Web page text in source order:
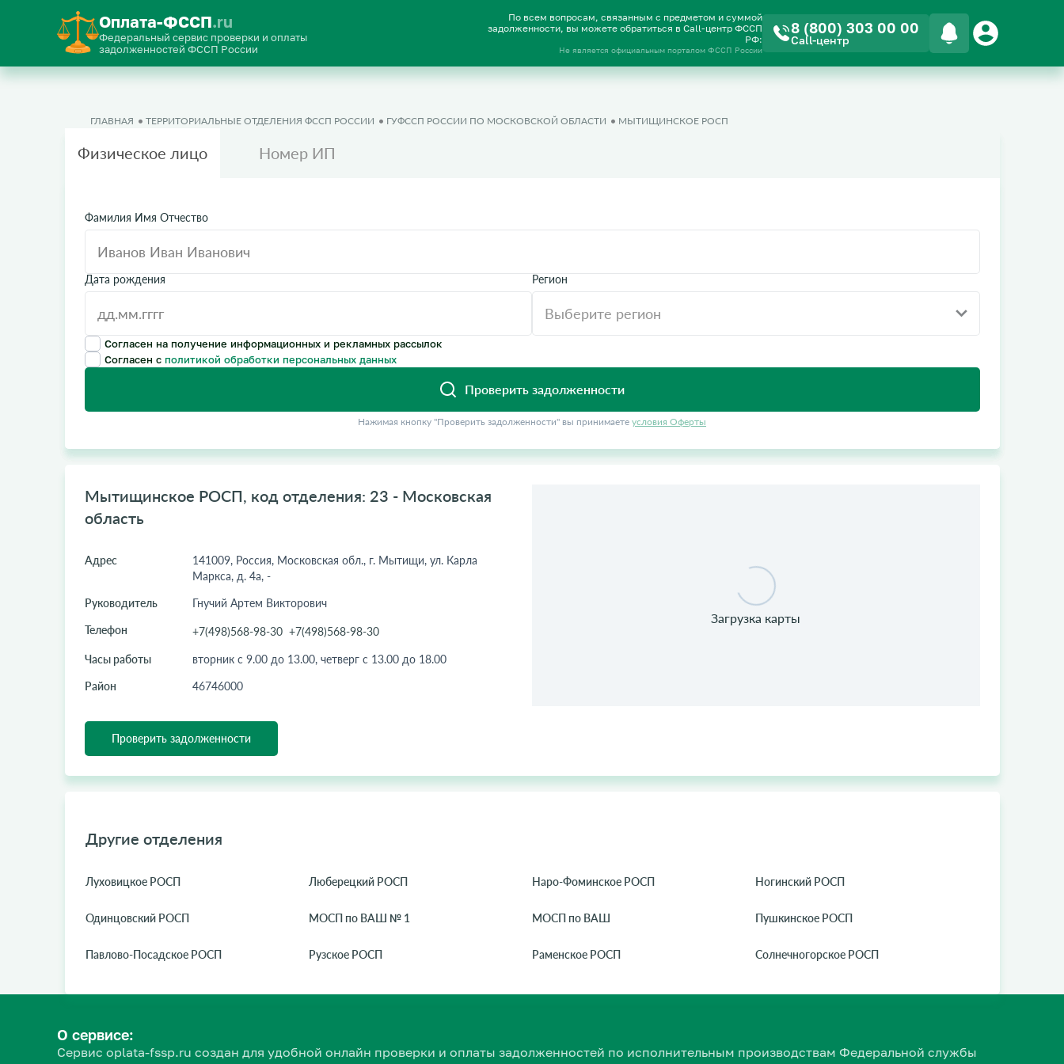
Оплата-ФССП.ru
Федеральный сервис проверки и оплаты
задолженностей ФССП России
По всем вопросам, связанным с предметом и суммой
задолженности, вы можете обратиться в Call-центр ФССП
РФ:
Не является официальным порталом ФССП России
8 (800) 303 00 00
Call-центр
ГЛАВНАЯ ТЕРРИТОРИАЛЬНЫЕ ОТДЕЛЕНИЯ ФССП РОССИИ ГУФССП РОССИИ ПО МОСКОВСКОЙ ОБЛАСТИ МЫТИЩИНСКОЕ РОСП
Физическое лицо Номер ИП
Фамилия Имя Отчество
Дата рождения Регион
Согласен на получение информационных и рекламных рассылок
Согласен с политикой обработки персональных данных
Проверить задолженности
Нажимая кнопку "Проверить задолженности" вы принимаете условия Оферты
Мытищинское РОСП, код отделения: 23 - Московская
область
Адрес
141009, Россия, Московская обл., г. Мытищи, ул. Карла
Маркса, д. 4а, -
Руководитель
Гнучий Артем Викторович
Телефон
+7(498)568-98-30 +7(498)568-98-30
Часы работы
вторник с 9.00 до 13.00, четверг с 13.00 до 18.00
Район
46746000
Проверить задолженности
Другие отделения
Луховицкое РОСП Люберецкий РОСП Наро-Фоминское РОСП Ногинский РОСП
Одинцовский РОСП МОСП по ВАШ № 1 МОСП по ВАШ Пушкинское РОСП
Павлово-Посадское РОСП Рузское РОСП Раменское РОСП Солнечногорское РОСП
О сервисе:
Сервис oplata-fssp.ru создан для удобной онлайн проверки и оплаты задолженностей по исполнительным производствам Федеральной службы